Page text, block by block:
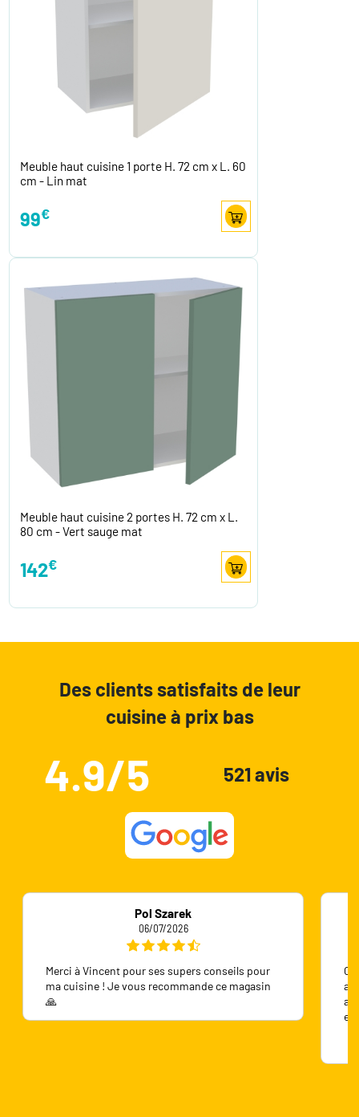
Meuble haut cuisine 1 porte H. 72 cm x L. 60
cm - Lin mat
99€
Meuble haut cuisine 2 portes H. 72 cm x L.
80 cm - Vert sauge mat
142€
Des clients satisfaits de leur
cuisine à prix bas
4.9/5 521 avis
Pol Szarek
06/07/2026
Merci à Vincent pour ses supers conseils pour
ma cuisine ! Je vous recommande ce magasin
🙏